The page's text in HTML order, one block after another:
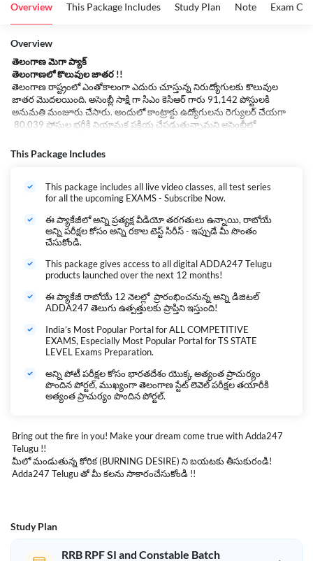
Overview This Package Includes Study Plan Note Exam
Overview
తెలంగాణ మెగా ప్యాక్
తెలంగాణలో కొలువుల జాతర !!
తెలంగాణ రాష్ట్రంలో ఎంతోకాలంగా ఎదురు చూస్తున్న నిరుద్యోగుల‌కు కొలువుల
జాతర మొదలయింది. అసెంబ్లీ సాక్షి గా సిఎం కెసిఆర్ గారు 91,142 పోస్టులకి
అనుమతి మంజూరు చేసారు. అందులో కాంట్రాక్టు ఉద్యోగులను రెగ్యులర్ చేయగా
80,039 పోస్టుల భర్తీకి నియామక ప్రక్రియ చేపడుతున్నామని అసెంబ్లీలో
కొలువుల జాతరలో భాగంగా ఇటీవల కాలంలో హోం శాఖ లో 18,334,TSPSC నుండి
మరియు DSC తోపాటు మరెన్నో డిపార్ట్మెంట్స్ లో ఉద్యోగాలకు రేపో మాపో
నోటిఫికేషన్లు జారీచేయడంజరుగుతుంది. వీటితోపాటు అతి త్వరలో మరిన్ని
వెంటనే ప్రేపరషన్ మొదలుపెట్టాలి.
TSPSC
: 17457 (Groups,AE,AEE,JL,PL,PD,DAO.FSO,CPDO, Agriculture
Officer, Horticulture Officer, Veterinary Assistant etc)
Group-2:783
Group-3:1365
Group-4:8039
Police SI/PC:18,334
తీసుకురావడం జరిగింది , ఈ మెగా ప్యాక్ ద్వారా అన్ని రకాల పరీక్షలకు ఒకేచోట
సిద్ధమయ్యేలా ఈ ప్యాక్ లో అన్ని బ్యాచ్ లను పొందుపరచడం జరిగింది.
IBPS PO/CLERK, TSCAB DCCB etc), SSC (CGL,CHSL,MTS,Steno, etc)
Railway (RRB NTPC,Group-D, etc) లతో సహా రాబోయే అన్ని తెలంగాణ
గవర్నమెంట్ పరీక్షలకు మరియు అన్ని రకాల సెంట్రల్ గవర్నమెంట్ పరీక్షల కోసం లైవ్
బ్యాచ్‌లు, టెస్ట్ సిరీస్, వీడియో లెక్చర్‌లు & ఇబుక్స్ ఈ మెగా ప్యాక్ అందించడం
గవర్నమెంట్ పరీక్షల కోసం కొత్త లైవ్ బ్యాచ్‌లు ఎప్పటికప్పుడు
ప్రారంభమవుతుంటాయి!!
This Package Includes
This package includes all live video classes, all test series
for all the upcoming EXAMS - Subscribe Now.
ఈ ప్యాకేజీలో అన్ని ప్రత్యక్ష వీడియో తరగతులు ఉన్నాయి, రాబోయే
అన్ని పరీక్షల కోసం అన్ని రకాల టెస్ట్ సిరీస్ - ఇప్పుడే మీ సొంతం
చేసుకోండి.
This package gives access to all digital ADDA247 Telugu
products launched over the next 12 months!
ఈ ప్యాకేజీ రాబోయే 12 నెలల్లో ప్రారంభించనున్న అన్ని డిజిటల్
ADDA247 తెలుగు ఉత్పత్తులకు ప్రాప్తిని ఇస్తుంది!
India’s Most Popular Portal for ALL COMPETITIVE
EXAMS, Especially Most Popular Portal for TS STATE
LEVEL Exams Preparation.
అన్ని పోటీ పరీక్షల కోసం భారతదేశం యొక్క అత్యంత ప్రాచుర్యం
పొందిన పోర్టల్, ముఖ్యంగా తెలంగాణ స్టేట్ లెవెల్ పరీక్షల తయారీకి
అత్యంత ప్రాచుర్యం పొందిన పోర్టల్.
Bring out the fire in you! Make your dream come true with Adda247
Telugu !!
మీలో మండుతున్న కోరిక (BURNING DESIRE) ని బయటకు తీసుకురండి!
Adda247 Telugu తో మీ కలను సాకారంచేసుకోండి !!
Study Plan
RRB RPF SI and Constable Batch